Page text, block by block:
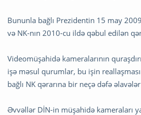
Bununla bağlı Prezidentin 15 may
və NK-nın 2010-cu ildə qəbul edilən
Videomüşahidə kameralarının
işə məsul qurumlar, bu işin
bağlı NK qərarına bir neçə dəfə
Əvvəllər DİN-in müşahidə kameraları